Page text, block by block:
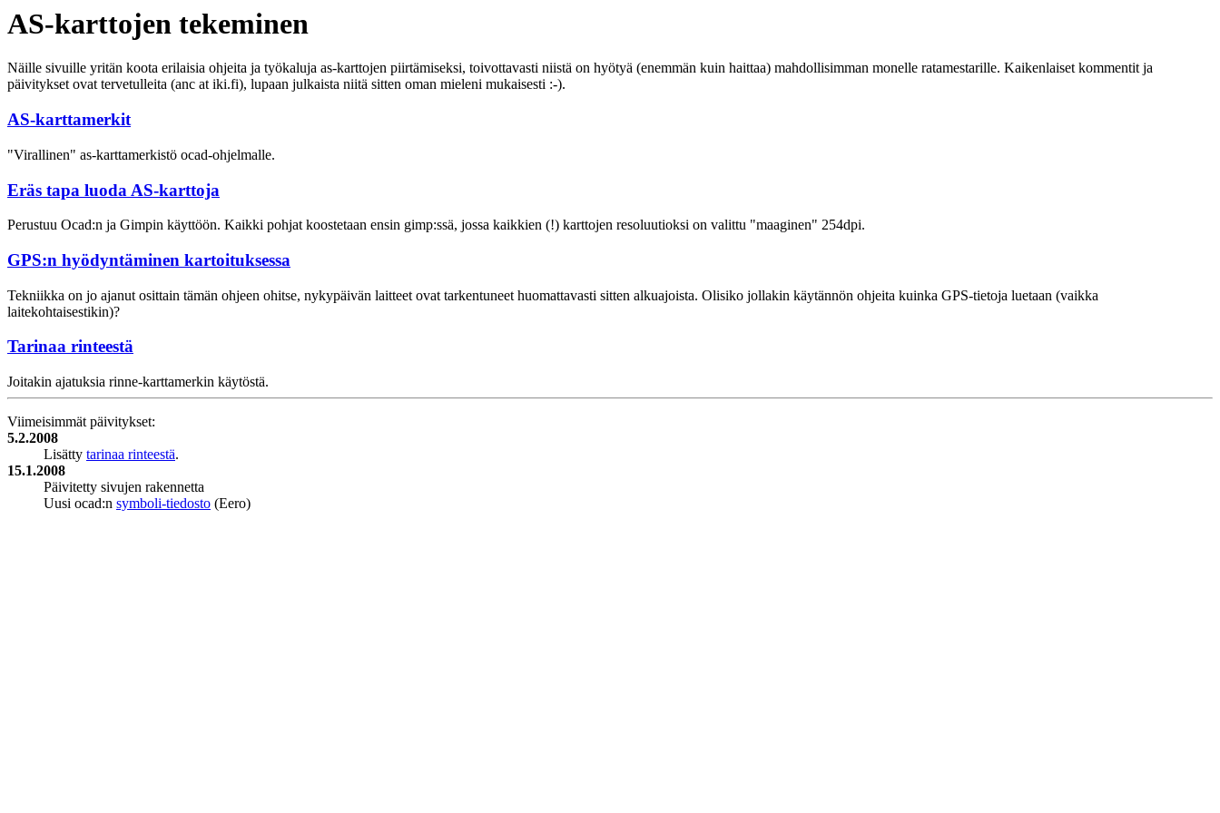
AS-karttojen tekeminen
Näille sivuille yritän koota erilaisia ohjeita ja työkaluja as-karttojen piirtämiseksi, toivottavasti niistä on hyötyä (enemmän kuin haittaa) mahdollisimman monelle ratamestarille. Kaikenlaiset kommentit ja
päivitykset ovat tervetulleita (anc at iki.fi), lupaan julkaista niitä sitten oman mieleni mukaisesti :-).
AS-karttamerkit
"Virallinen" as-karttamerkistö ocad-ohjelmalle.
Eräs tapa luoda AS-karttoja
Perustuu Ocad:n ja Gimpin käyttöön. Kaikki pohjat koostetaan ensin gimp:ssä, jossa kaikkien (!) karttojen resoluutioksi on valittu "maaginen" 254dpi.
GPS:n hyödyntäminen kartoituksessa
Tekniikka on jo ajanut osittain tämän ohjeen ohitse, nykypäivän laitteet ovat tarkentuneet huomattavasti sitten alkuajoista. Olisiko jollakin käytännön ohjeita kuinka GPS-tietoja luetaan (vaikka
laitekohtaisestikin)?
Tarinaa rinteestä
Joitakin ajatuksia rinne-karttamerkin käytöstä.
Viimeisimmät päivitykset:
5.2.2008
Lisätty tarinaa rinteestä.
15.1.2008
Päivitetty sivujen rakennetta
Uusi ocad:n symboli-tiedosto (Eero)